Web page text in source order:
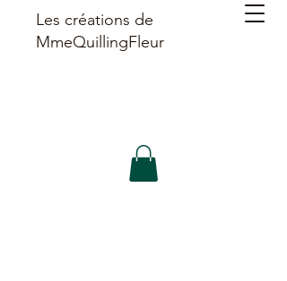
Les créations de
MmeQuillingFleur